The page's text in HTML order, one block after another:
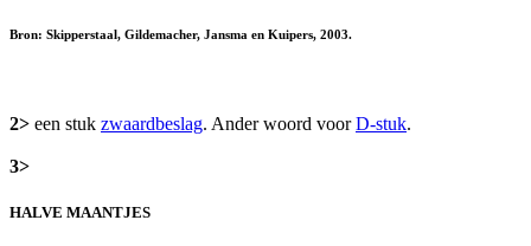
Bron: Skipperstaal, Gildemacher, Jansma en Kuipers, 2003.
2> een stuk zwaardbeslag. Ander woord voorD-stuk.
3>
HALVE MAANTJES